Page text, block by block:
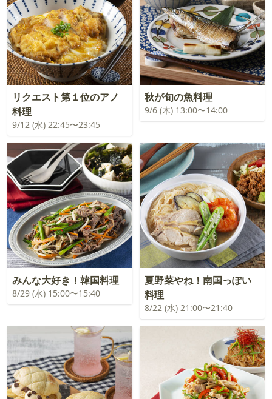
リクエスト第１位のアノ
料理
9/12 (水) 22:45〜23:45
秋が旬の魚料理
9/6 (木) 13:00〜14:00
みんな大好き！韓国料理
8/29 (水) 15:00〜15:40
夏野菜やね！南国っぽい
料理
8/22 (水) 21:00〜21:40